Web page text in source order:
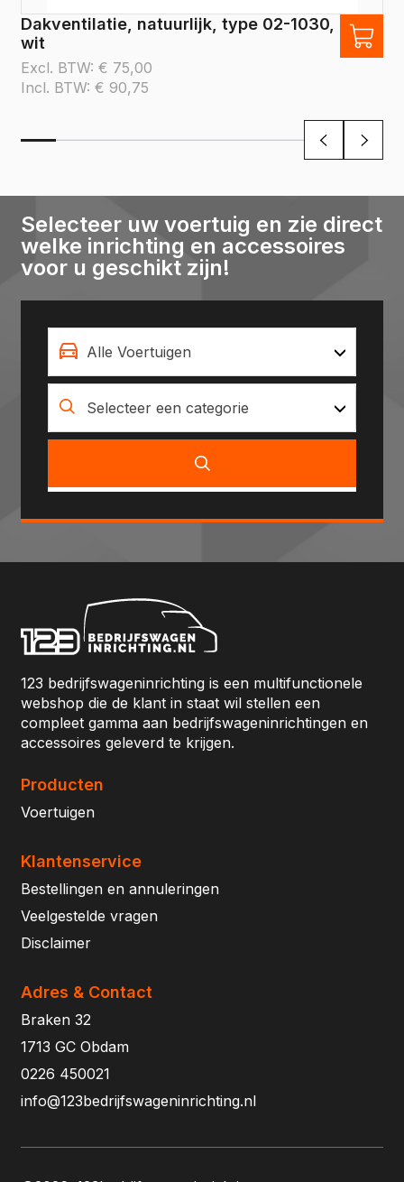
Dakventilatie, natuurlijk, type 02-1030,
wit
Excl. BTW: € 75,00
Incl. BTW: € 90,75
Selecteer uw voertuig en zie direct
welke inrichting en accessoires
voor u geschikt zijn!
Alle Voertuigen
Selecteer een categorie
123 bedrijfswageninrichting is een multifunctionele
webshop die de klant in staat wil stellen een
compleet gamma aan bedrijfswageninrichtingen en
accessoires geleverd te krijgen.
Producten
Voertuigen
Klantenservice
Bestellingen en annuleringen
Veelgestelde vragen
Disclaimer
Adres & Contact
Braken 32
1713 GC Obdam
0226 450021
info@123bedrijfswageninrichting.nl